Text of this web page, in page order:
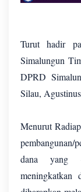
Turut hadir
Simalungun
DPRD
Silau,
Menurut
dana yang
meningkatkan